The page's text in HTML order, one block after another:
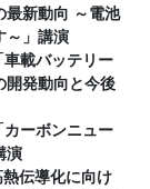
最新動向 ～電池
～」講演
載バッテリー
開発動向と今後
ーボンニュー
演
伝導化に向け